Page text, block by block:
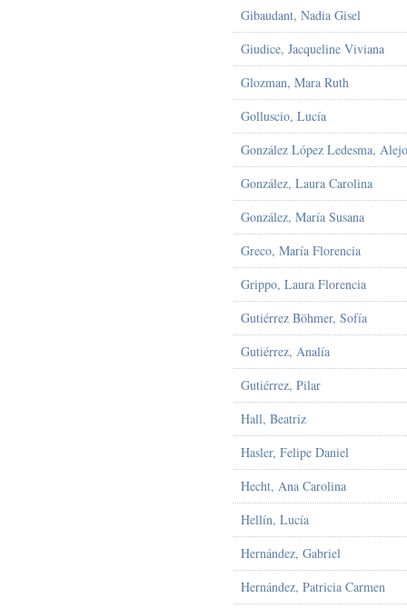
Gibaudant, Nadia Gisel
Giudice, Jacqueline Viviana
Glozman, Mara Ruth
Golluscio, Lucía
González López Ledesma,
González, Laura Carolina
González, María Susana
Greco, María Florencia
Grippo, Laura Florencia
Gutiérrez Böhmer, Sofía
Gutiérrez, Analía
Gutiérrez, Pilar
Hall, Beatriz
Hasler, Felipe Daniel
Hecht, Ana Carolina
Hellín, Lucía
Hernández, Gabriel
Hernández, Patricia Carmen